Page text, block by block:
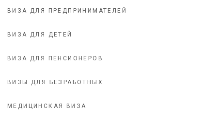
ВИЗА ДЛЯ ПРЕДПРИНИМАТЕЛЕЙ
ВИЗА ДЛЯ ДЕТЕЙ
ВИЗА ДЛЯ ПЕНСИОНЕРОВ
ВИЗЫ ДЛЯ БЕЗРАБОТНЫХ
МЕДИЦИНСКАЯ ВИЗА